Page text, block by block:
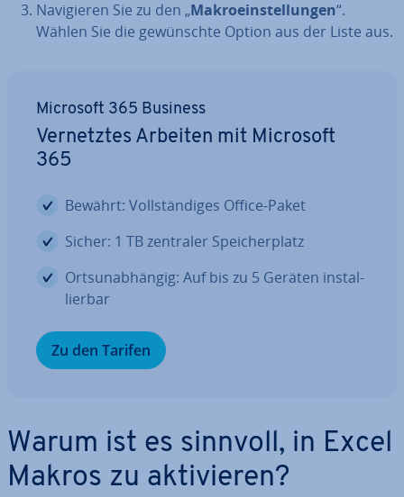
Na­vi­gie­ren Sie zu den „Ma­kro­ein­stel­lun­gen“.
Wählen Sie die ge­wünsch­te Option aus der Liste aus.
Microsoft 365 Business
Ver­netz­tes Arbeiten mit Microsoft
365
Bewährt: Voll­stän­di­ges Office-Paket
Sicher: 1 TB zentraler Spei­cher­platz
Orts­un­ab­hän­gig: Auf bis zu 5 Geräten in­stal­
lier­bar
Zu den Tarifen
Warum ist es sinnvoll, in Excel
Makros zu ak­ti­vie­ren?